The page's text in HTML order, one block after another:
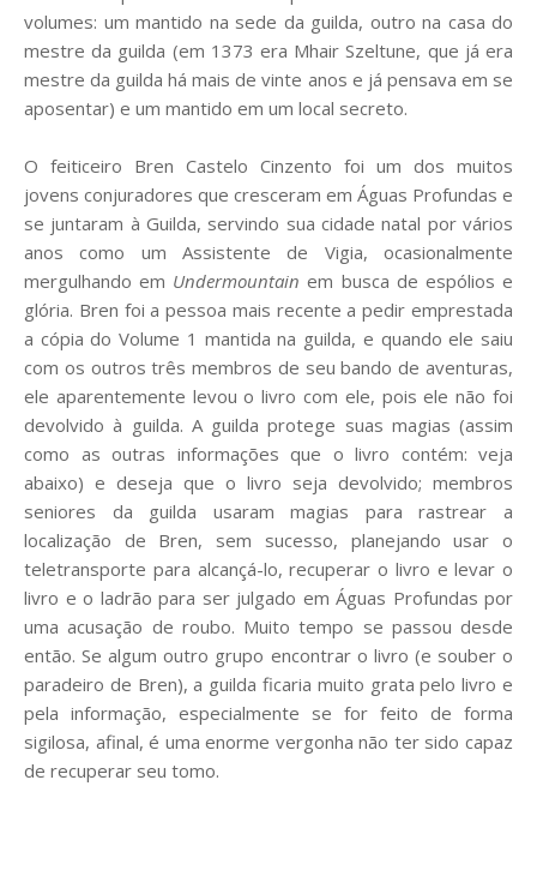
volumes: um mantido na sede da guilda, outro na casa do
mestre da guilda (em 1373 era Mhair Szeltune, que já era
mestre da guilda há mais de vinte anos e já pensava em se
aposentar) e um mantido em um local secreto.
O feiticeiro Bren Castelo Cinzento foi um dos muitos
jovens conjuradores que cresceram em Águas Profundas e
se juntaram à Guilda, servindo sua cidade natal por vários
anos como um Assistente de Vigia, ocasionalmente
mergulhando em Undermountain em busca de espólios e
glória. Bren foi a pessoa mais recente a pedir emprestada
a cópia do Volume 1 mantida na guilda, e quando ele saiu
com os outros três membros de seu bando de aventuras,
ele aparentemente levou o livro com ele, pois ele não foi
devolvido à guilda. A guilda protege suas magias (assim
como as outras informações que o livro contém: veja
abaixo) e deseja que o livro seja devolvido; membros
seniores da guilda usaram magias para rastrear a
localização de Bren, sem sucesso, planejando usar o
teletransporte para alcançá-lo, recuperar o livro e levar o
livro e o ladrão para ser julgado em Águas Profundas por
uma acusação de roubo. Muito tempo se passou desde
então. Se algum outro grupo encontrar o livro (e souber o
paradeiro de Bren), a guilda ficaria muito grata pelo livro e
pela informação, especialmente se for feito de forma
sigilosa, afinal, é uma enorme vergonha não ter sido capaz
de recuperar seu tomo.